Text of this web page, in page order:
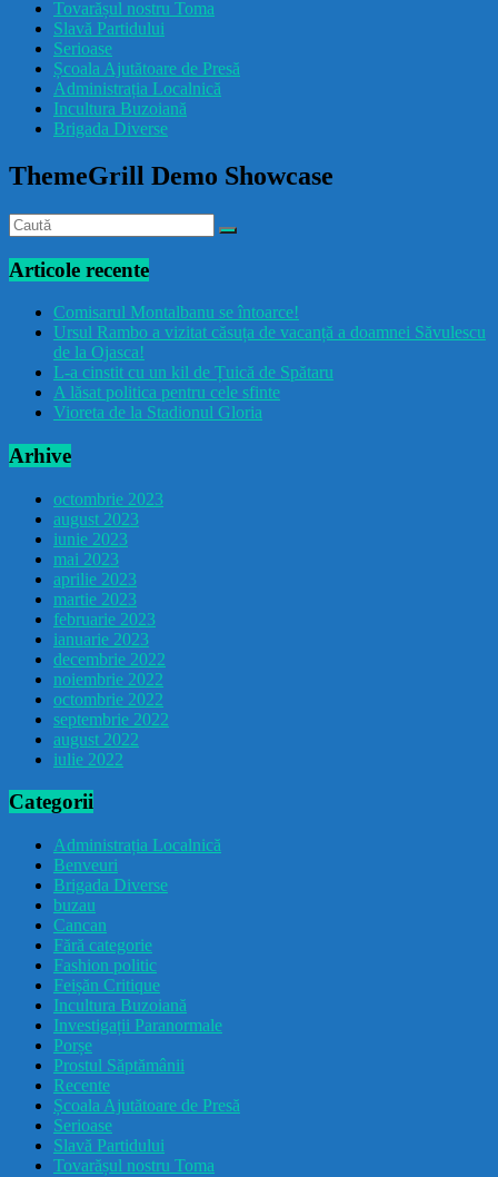
drăcușorulbuzoian
Tovarășul nostru Toma
Slavă Partidului
Serioase
Școala Ajutătoare de Presă
Administrația Localnică
Incultura Buzoiană
Brigada Diverse
ThemeGrill Demo Showcase
Articole recente
Comisarul Montalbanu se întoarce!
Ursul Rambo a vizitat căsuța de vacanță a doamnei Săvulescu
de la Ojasca!
L-a cinstit cu un kil de Țuică de Spătaru
A lăsat politica pentru cele sfinte
Vioreta de la Stadionul Gloria
Arhive
octombrie 2023
august 2023
iunie 2023
mai 2023
aprilie 2023
martie 2023
februarie 2023
ianuarie 2023
decembrie 2022
noiembrie 2022
octombrie 2022
septembrie 2022
august 2022
iulie 2022
Categorii
Administrația Localnică
Benveuri
Brigada Diverse
buzau
Cancan
Fără categorie
Fashion politic
Feișăn Critique
Incultura Buzoiană
Investigații Paranormale
Porșe
Prostul Săptămânii
Recente
Școala Ajutătoare de Presă
Serioase
Slavă Partidului
Tovarășul nostru Toma